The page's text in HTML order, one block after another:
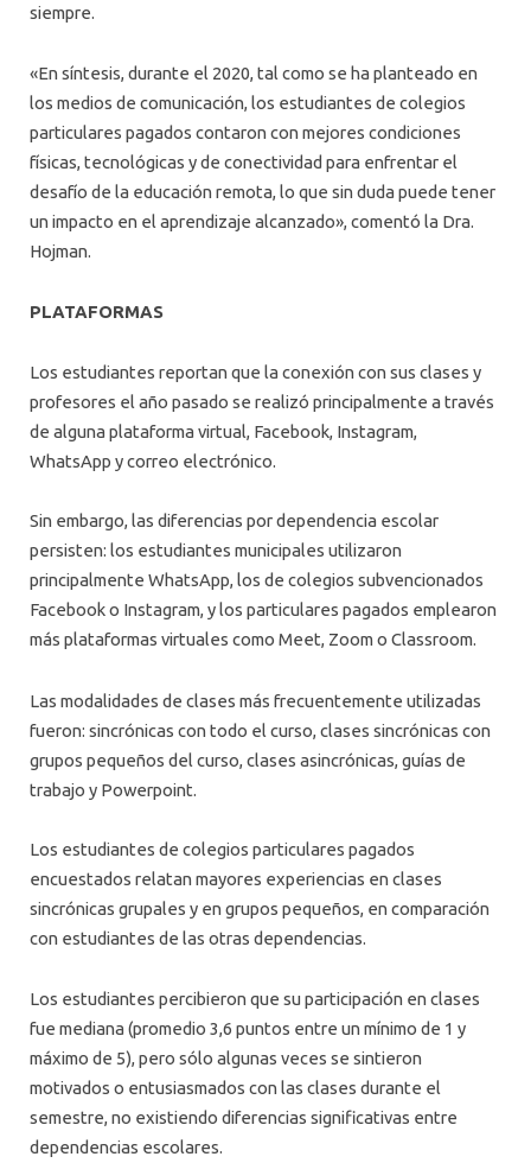
siempre.
«En síntesis, durante el 2020, tal como se ha planteado en
los medios de comunicación, los estudiantes de colegios
particulares pagados contaron con mejores condiciones
físicas, tecnológicas y de conectividad para enfrentar el
desafío de la educación remota, lo que sin duda puede tener
un impacto en el aprendizaje alcanzado», comentó la Dra.
Hojman.
PLATAFORMAS
Los estudiantes reportan que la conexión con sus clases y
profesores el año pasado se realizó principalmente a través
de alguna plataforma virtual, Facebook, Instagram,
WhatsApp y correo electrónico.
Sin embargo, las diferencias por dependencia escolar
persisten: los estudiantes municipales utilizaron
principalmente WhatsApp, los de colegios subvencionados
Facebook o Instagram, y los particulares pagados emplearon
más plataformas virtuales como Meet, Zoom o Classroom.
Las modalidades de clases más frecuentemente utilizadas
fueron: sincrónicas con todo el curso, clases sincrónicas con
grupos pequeños del curso, clases asincrónicas, guías de
trabajo y Powerpoint.
Los estudiantes de colegios particulares pagados
encuestados relatan mayores experiencias en clases
sincrónicas grupales y en grupos pequeños, en comparación
con estudiantes de las otras dependencias.
Los estudiantes percibieron que su participación en clases
fue mediana (promedio 3,6 puntos entre un mínimo de 1 y
máximo de 5), pero sólo algunas veces se sintieron
motivados o entusiasmados con las clases durante el
semestre, no existiendo diferencias significativas entre
dependencias escolares.